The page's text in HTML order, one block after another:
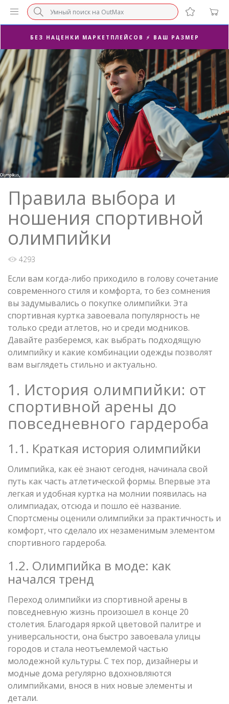
СУПЕРАКЦИЯ 🔥 2-Я ПАРА -50%
БЕЗ НАЦЕНКИ МАРКЕТПЛЕЙСОВ ⚡ ВАШ РАЗМЕР
3-Я ПАРА В ПОДАРОК 🎁
ПОСЛЕДНИЕ РАЗМЕРЫ ОТ 1500₽⚡️
СУПЕРАКЦИЯ 🔥 2-Я ПАРА -50%
Правила выбора и
ношения спортивной
олимпийки
4293
Если вам когда-либо приходило в голову сочетание
современного стиля и комфорта, то без сомнения
вы задумывались о покупке олимпийки. Эта
спортивная куртка завоевала популярность не
только среди атлетов, но и среди модников.
Давайте разберемся, как выбрать подходящую
олимпийку и какие комбинации одежды позволят
вам выглядеть стильно и актуально.
1. История олимпийки: от
спортивной арены до
повседневного гардероба
1.1. Краткая история олимпийки
Олимпийка, как её знают сегодня, начинала свой
путь как часть атлетической формы. Впервые эта
легкая и удобная куртка на молнии появилась на
олимпиадах, отсюда и пошло её название.
Спортсмены оценили олимпийки за практичность и
комфорт, что сделало их незаменимым элементом
спортивного гардероба.
1.2. Олимпийка в моде: как
начался тренд
Переход олимпийки из спортивной арены в
повседневную жизнь произошел в конце 20
столетия. Благодаря яркой цветовой палитре и
универсальности, она быстро завоевала улицы
городов и стала неотъемлемой частью
молодежной культуры. С тех пор, дизайнеры и
модные дома регулярно вдохновляются
олимпийками, внося в них новые элементы и
детали.